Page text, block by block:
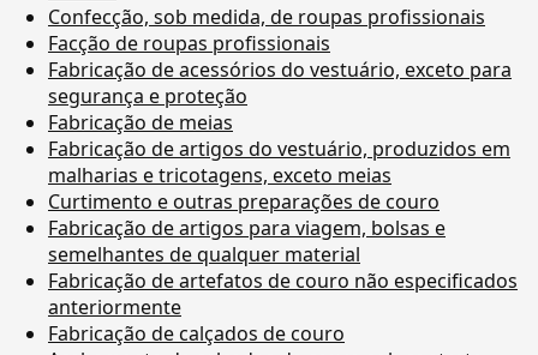
Confecção, sob medida, de roupas profissionais
Facção de roupas profissionais
Fabricação de acessórios do vestuário, exceto para
segurança e proteção
Fabricação de meias
Fabricação de artigos do vestuário, produzidos em
malharias e tricotagens, exceto meias
Curtimento e outras preparações de couro
Fabricação de artigos para viagem, bolsas e
semelhantes de qualquer material
Fabricação de artefatos de couro não especificados
anteriormente
Fabricação de calçados de couro